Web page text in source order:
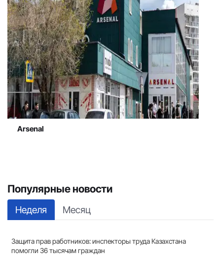
Arsenal
Популярные новости
Неделя Месяц
Защита прав работников: инспекторы труда Казахстана
помогли 36 тысячам граждан